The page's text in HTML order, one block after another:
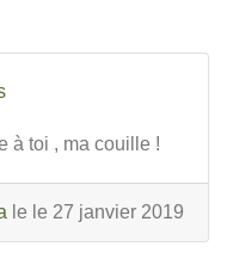
à toi , ma couille !
le le 27 janvier 2019